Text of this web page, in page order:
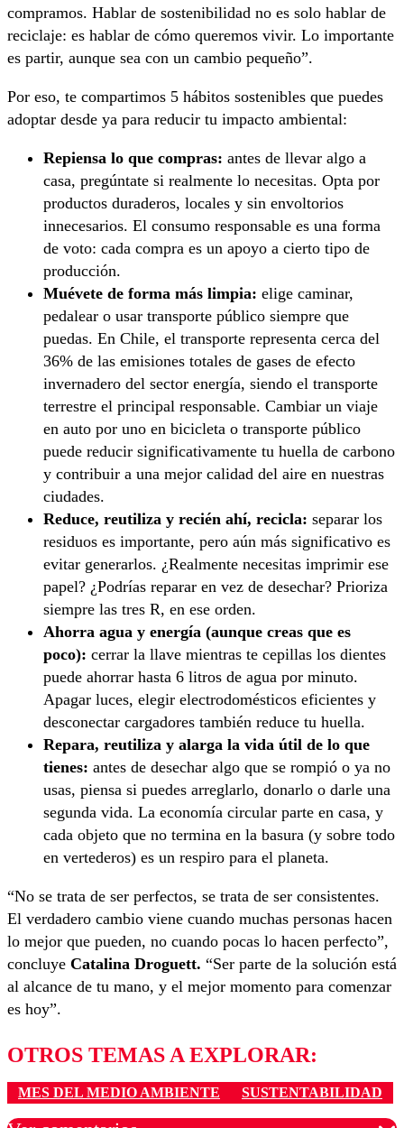
compramos. Hablar de sostenibilidad no es solo hablar de
reciclaje: es hablar de cómo queremos vivir. Lo importante
es partir, aunque sea con un cambio pequeño”.
Por eso, te compartimos 5 hábitos sostenibles que puedes
adoptar desde ya para reducir tu impacto ambiental:
Repiensa lo que compras: antes de llevar algo a
casa, pregúntate si realmente lo necesitas. Opta por
productos duraderos, locales y sin envoltorios
innecesarios. El consumo responsable es una forma
de voto: cada compra es un apoyo a cierto tipo de
producción.
Muévete de forma más limpia: elige caminar,
pedalear o usar transporte público siempre que
puedas. En Chile, el transporte representa cerca del
36% de las emisiones totales de gases de efecto
invernadero del sector energía, siendo el transporte
terrestre el principal responsable. Cambiar un viaje
en auto por uno en bicicleta o transporte público
puede reducir significativamente tu huella de carbono
y contribuir a una mejor calidad del aire en nuestras
ciudades.
Reduce, reutiliza y recién ahí, recicla: separar los
residuos es importante, pero aún más significativo es
evitar generarlos. ¿Realmente necesitas imprimir ese
papel? ¿Podrías reparar en vez de desechar? Prioriza
siempre las tres R, en ese orden.
Ahorra agua y energía (aunque creas que es
poco): cerrar la llave mientras te cepillas los dientes
puede ahorrar hasta 6 litros de agua por minuto.
Apagar luces, elegir electrodomésticos eficientes y
desconectar cargadores también reduce tu huella.
Repara, reutiliza y alarga la vida útil de lo que
tienes: antes de desechar algo que se rompió o ya no
usas, piensa si puedes arreglarlo, donarlo o darle una
segunda vida. La economía circular parte en casa, y
cada objeto que no termina en la basura (y sobre todo
en vertederos) es un respiro para el planeta.
“No se trata de ser perfectos, se trata de ser consistentes.
El verdadero cambio viene cuando muchas personas hacen
lo mejor que pueden, no cuando pocas lo hacen perfecto”,
concluye Catalina Droguett. “Ser parte de la solución está
al alcance de tu mano, y el mejor momento para comenzar
es hoy”.
OTROS TEMAS A EXPLORAR:
MES DEL MEDIO AMBIENTE SUSTENTABILIDAD